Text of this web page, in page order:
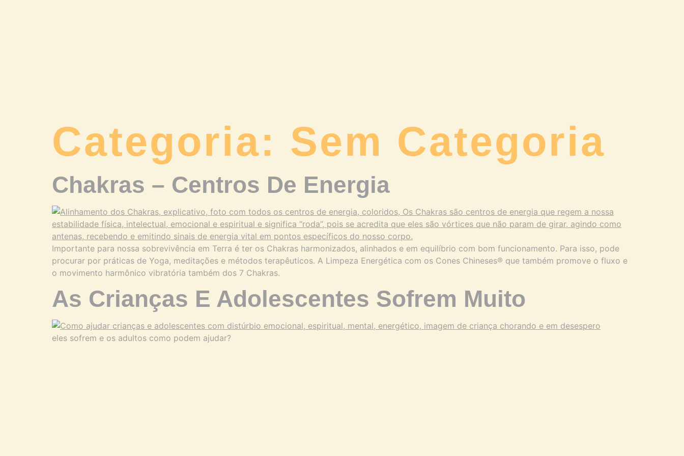
Categoria: Sem Categoria
Chakras – Centros De Energia
Importante para nossa sobrevivência em Terra é ter os Chakras harmonizados, alinhados e em equilíbrio com bom funcionamento. Para isso, pode
procurar por práticas de Yoga, meditações e métodos terapêuticos. A Limpeza Energética com os Cones Chineses® que também promove o fluxo e
o movimento harmônico vibratória também dos 7 Chakras.
As Crianças E Adolescentes Sofrem Muito
eles sofrem e os adultos como podem ajudar?